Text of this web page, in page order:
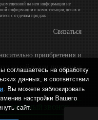
соглашаетесь на обработку
данных, в соответствии
. Вы можете заблокировать
настройки Вашего
сайт.
на нем информации не
информации о комплектации, ценах и
с отделом продаж.
Связаться
приобретения и
на сайте или позвоните
по телефону:
ОБРАТНЫЙ ЗВОНОК